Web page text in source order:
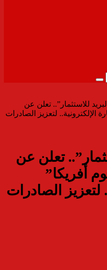
بحث
للاستثمار”.. تعلن عن
الإلكترونية.. لتعزيز الصادرات
تعلن عن
أفريكا”
لتعزيز الصادرات